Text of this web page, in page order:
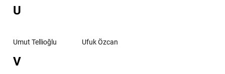
U
Umut Tellioğlu Ufuk Özcan
V